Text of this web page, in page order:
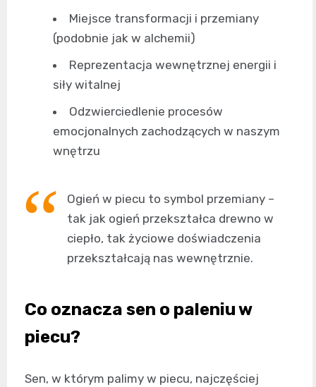
Miejsce transformacji i przemiany
(podobnie jak w alchemii)
Reprezentacja wewnętrznej energii i
siły witalnej
Odzwierciedlenie procesów
emocjonalnych zachodzących w naszym
wnętrzu
Ogień w piecu to symbol przemiany –
tak jak ogień przekształca drewno w
ciepło, tak życiowe doświadczenia
przekształcają nas wewnętrznie.
Co oznacza sen o paleniu w
piecu?
Sen, w którym palimy w piecu, najczęściej